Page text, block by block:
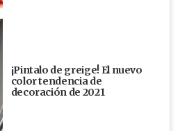
¡Pintalo de greige! El nuevo
color tendencia de
decoración de 2021